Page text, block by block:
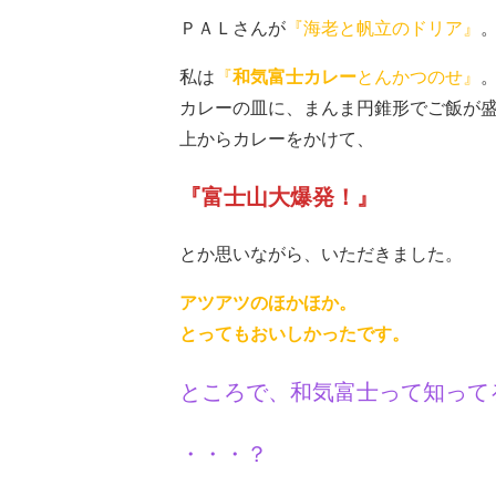
ＰＡＬさんが 『海老と帆立のドリア』 。
私は 『和気富士カレーとんかつのせ』
。
カレーの皿に、まんま円錐形でご飯が
上からカレーをかけて、
『富士山大爆発！』
とか思いながら、いただきました。
アツアツのほかほか。
とってもおいしかったです。
ところで、和気富士って知って
・・・？